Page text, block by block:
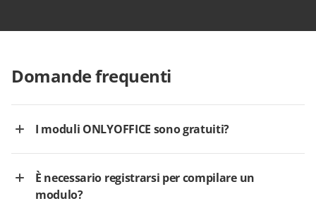
Domande frequenti
I moduli ONLYOFFICE sono gratuiti?
È necessario registrarsi per compilare un
modulo?